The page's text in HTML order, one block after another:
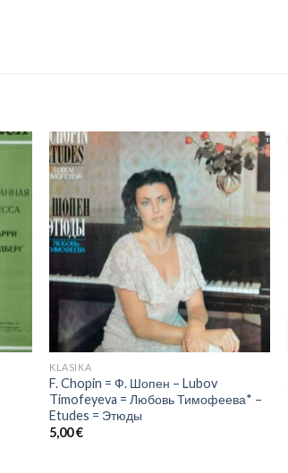
KLASIKA
F. Chopin = Ф. Шопен – Lubov
Timofeyeva = Любовь Тимофеева* –
Etudes = Этюды
5,00€